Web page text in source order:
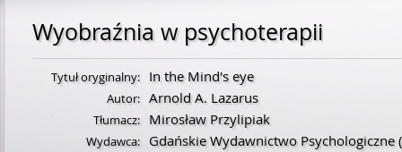
Wyobraźnia w psychoterapii
Tytuł oryginalny: In the Mind's eye
Autor: Arnold A. Lazarus
Tłumacz: Mirosław Przylipiak
Wydawca: Gdańskie Wydawnictwo Psychologiczne